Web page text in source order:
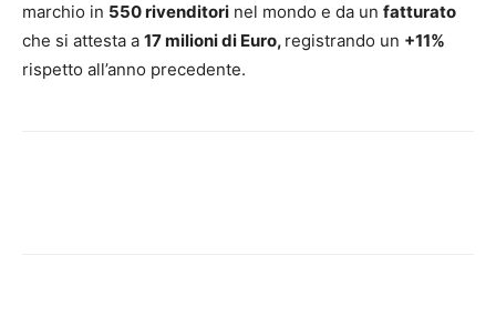
marchio in 550 rivenditori nel mondo e da un fatturato
che si attesta a 17 milioni di Euro, registrando un +11%
rispetto all’anno precedente.